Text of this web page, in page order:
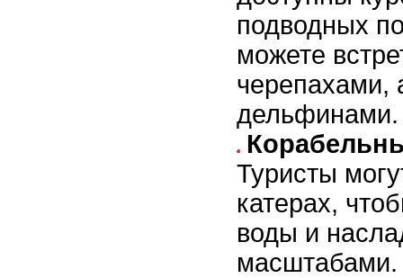
подводных
можете
черепахами,
дельфинами.
Туристы
катерах,
воды и
масштабами.